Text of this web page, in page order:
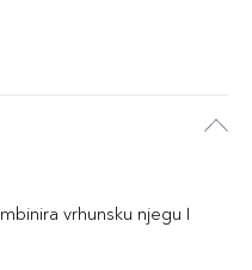
vrhunsku njegu I